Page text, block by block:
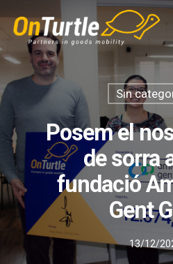
main
content
Sin
Posem el
de sorra
fundació
Gent
13/12/